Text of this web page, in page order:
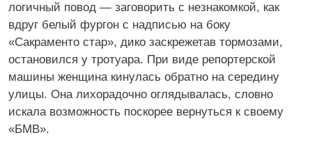
логичный повод — заговорить с незнакомкой, как
вдруг белый фургон с надписью на боку
«Сакраменто стар», дико заскрежетав тормозами,
остановился у тротуара. При виде репортерской
машины женщина кинулась обратно на середину
улицы. Она лихорадочно оглядывалась, словно
искала возможность поскорее вернуться к своему
«БМВ».